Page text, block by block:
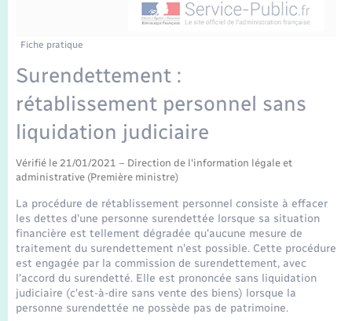
Etat-civil - Papiers - Citoyenneté
Mariage – PACS
Parrainage civil
Recensement
Loisirs
Nouvel habitant
Numérique
Organisation d’événement
Sécurité - Prévention
Transports scolaires
Travaux - Autorisation d’occupation de l’espace
Compétences
Plan interactif
Présentation de la commune
Publications
La Communauté de communes
Fiche pratique
Surendettement :
rétablissement personnel sans
liquidation judiciaire
Vérifié le 21/01/2021 – Direction de l'information légale et
administrative (Première ministre)
La procédure de rétablissement personnel consiste à effacer
les dettes d'une personne surendettée lorsque sa situation
financière est tellement dégradée qu'aucune mesure de
traitement du surendettement n'est possible. Cette procédure
est engagée par la commission de surendettement, avec
l'accord du surendetté. Elle est prononcée sans liquidation
judiciaire (c'est-à-dire sans vente des biens) lorsque la
personne surendettée ne possède pas de patrimoine.